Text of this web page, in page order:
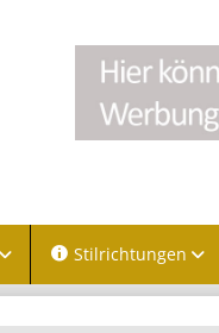
Stilrichtungen